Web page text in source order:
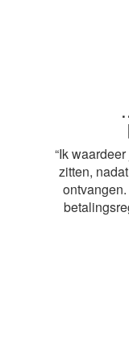
“Ik
zitten,
“ Heel erg
mijn
gebruik
mag